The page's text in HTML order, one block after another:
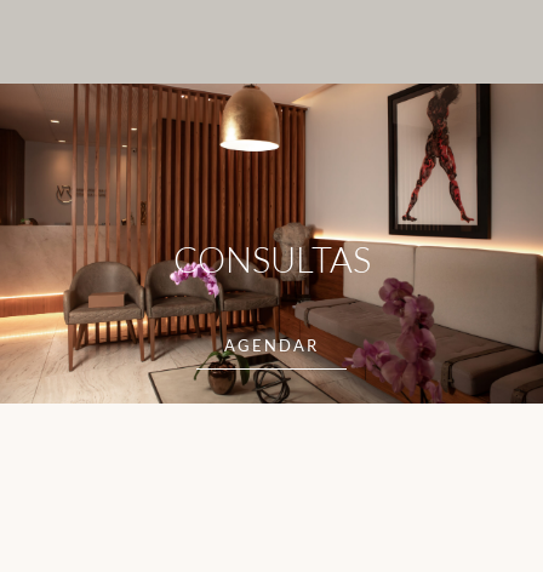
CONSULTAS
AGENDAR